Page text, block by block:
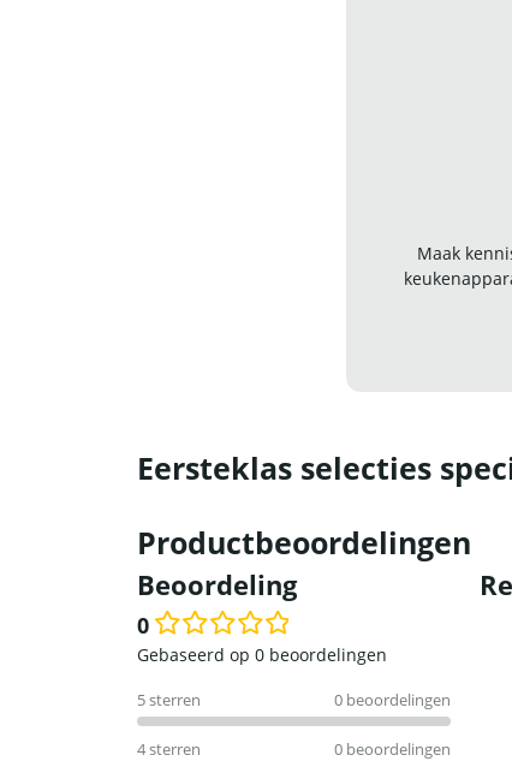
Maak
Eersteklas selecties
Productbeoordelingen
Beoordeling
0
Waardering
uit
5
Gebaseerd op 0 beoordelingen
5 sterren 0 beoordelingen
4 sterren 0 beoordelingen